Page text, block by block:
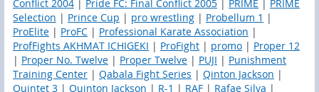
Conflict 2004 | Pride FC: Final Conflict 2005 | PRIME | PRIME
Selection | Prince Cup | pro wrestling | Probellum 1 |
ProElite | ProFC | Professional Karate Association |
ProfFights AKHMAT ICHIGEKI | ProFight | promo | Proper 12
| Proper No. Twelve | Proper Twelve | PUJI | Punishment
Training Center | Qabala Fight Series | Qinton Jackson |
Quintet 3 | Quinton Jackson | R-1 | RAF | Rafae Silva |